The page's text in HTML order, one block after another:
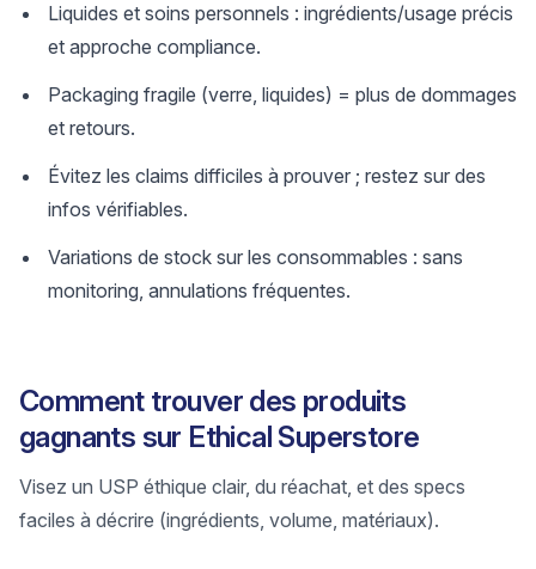
Liquides et soins personnels : ingrédients/usage précis
et approche compliance.
Packaging fragile (verre, liquides) = plus de dommages
et retours.
Évitez les claims difficiles à prouver ; restez sur des
infos vérifiables.
Variations de stock sur les consommables : sans
monitoring, annulations fréquentes.
Comment trouver des produits
gagnants sur Ethical Superstore
Visez un USP éthique clair, du réachat, et des specs
faciles à décrire (ingrédients, volume, matériaux).